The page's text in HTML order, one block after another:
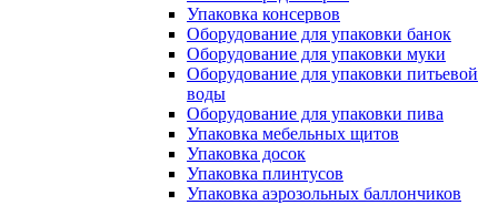
Упаковка консервов
Оборудование для упаковки банок
Оборудование для упаковки муки
Оборудование для упаковки питьевой
воды
Оборудование для упаковки пива
Упаковка мебельных щитов
Упаковка досок
Упаковка плинтусов
Упаковка аэрозольных баллончиков